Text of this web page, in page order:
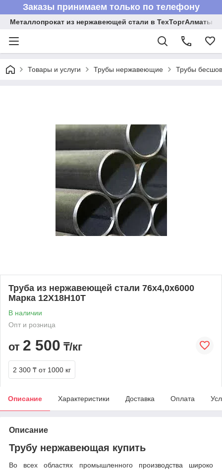
Заказы принимаем только по телефону
Металлопрокат из нержавеющей стали в ТехТоргАлматы
Товары и услуги Трубы нержавеющие Трубы
Труба из нержавеющей стали 76х4,0х6000
Марка 12Х18Н10Т
В наличии
Опт и розница
от 2 500 ₸/кг
2 300 ₸ от 1000 кг
Описание Характеристики Доставка Оплата
Описание
Трубу нержавеющая купить
Во всех областях промышленного производства широко